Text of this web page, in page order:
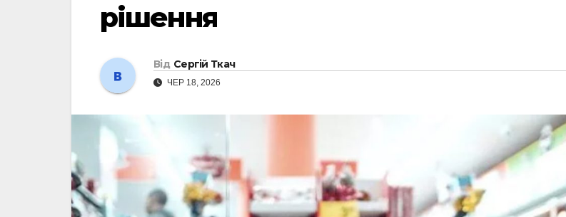
рішення
Від Сергій Ткач
ЧЕР 18, 2026